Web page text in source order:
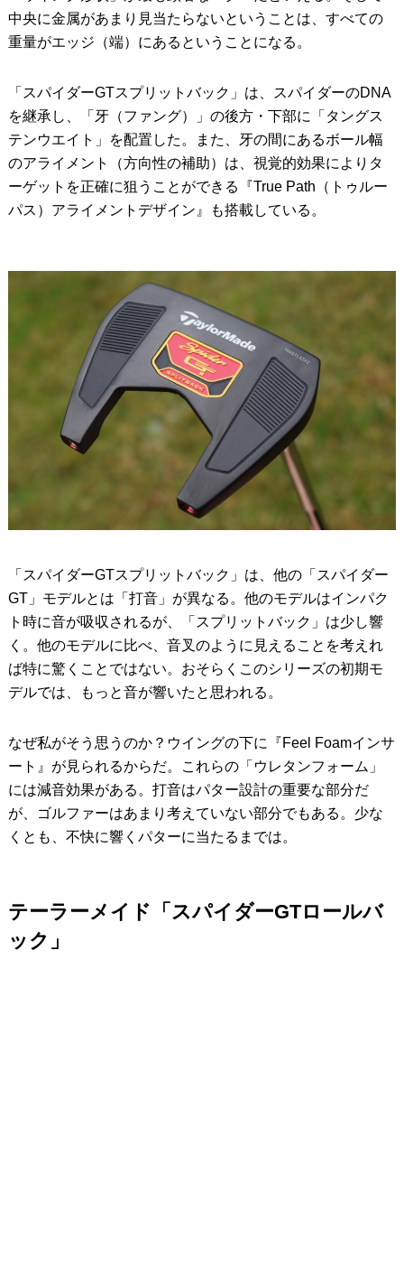
中央に金属があまり見当たらないということは、すべての
重量がエッジ（端）にあるということになる。
「スパイダーGTスプリットバック」は、スパイダーのDNA
を継承し、「牙（ファング）」の後方・下部に「タングス
テンウエイト」を配置した。また、牙の間にあるボール幅
のアライメント（方向性の補助）は、視覚的効果によりタ
ーゲットを正確に狙うことができる『True Path（トゥルー
パス）アライメントデザイン』も搭載している。
「スパイダーGTスプリットバック」は、他の「スパイダー
GT」モデルとは「打音」が異なる。他のモデルはインパク
ト時に音が吸収されるが、「スプリットバック」は少し響
く。他のモデルに比べ、音叉のように見えることを考えれ
ば特に驚くことではない。おそらくこのシリーズの初期モ
デルでは、もっと音が響いたと思われる。
なぜ私がそう思うのか？ウイングの下に『Feel Foamインサ
ート』が見られるからだ。これらの「ウレタンフォーム」
には減音効果がある。打音はパター設計の重要な部分だ
が、ゴルファーはあまり考えていない部分でもある。少な
くとも、不快に響くパターに当たるまでは。
テーラーメイド「スパイダーGTロールバ
ック」